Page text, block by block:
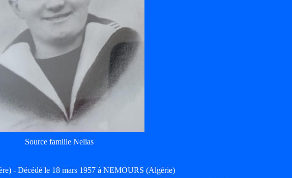
Source famille Nelias
- Décédé le 18 mars 1957 à NEMOURS (Algérie)